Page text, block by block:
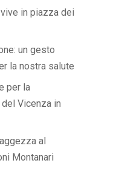
in piazza dei
un gesto
la nostra salute
per la
Vicenza in
al
Montanari